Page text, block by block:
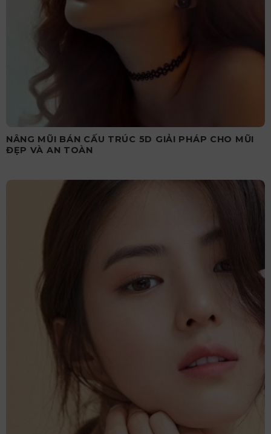
NÂNG MŨI BÁN CẤU TRÚC 5D GIẢI PHÁP CHO MŨI
ĐẸP VÀ AN TOÀN